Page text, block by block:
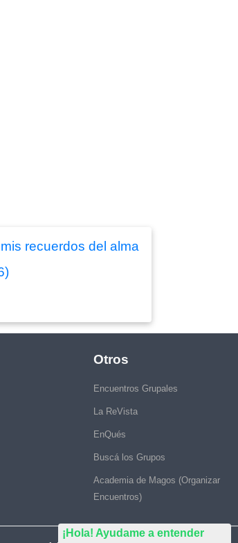
¡Hola! Ayudame a entender
recuerdos del alma
Otros
Encuentros Grupales
La ReVista
EnQués
Buscá los Grupos
Academia de Magos (Organizar
Encuentros)